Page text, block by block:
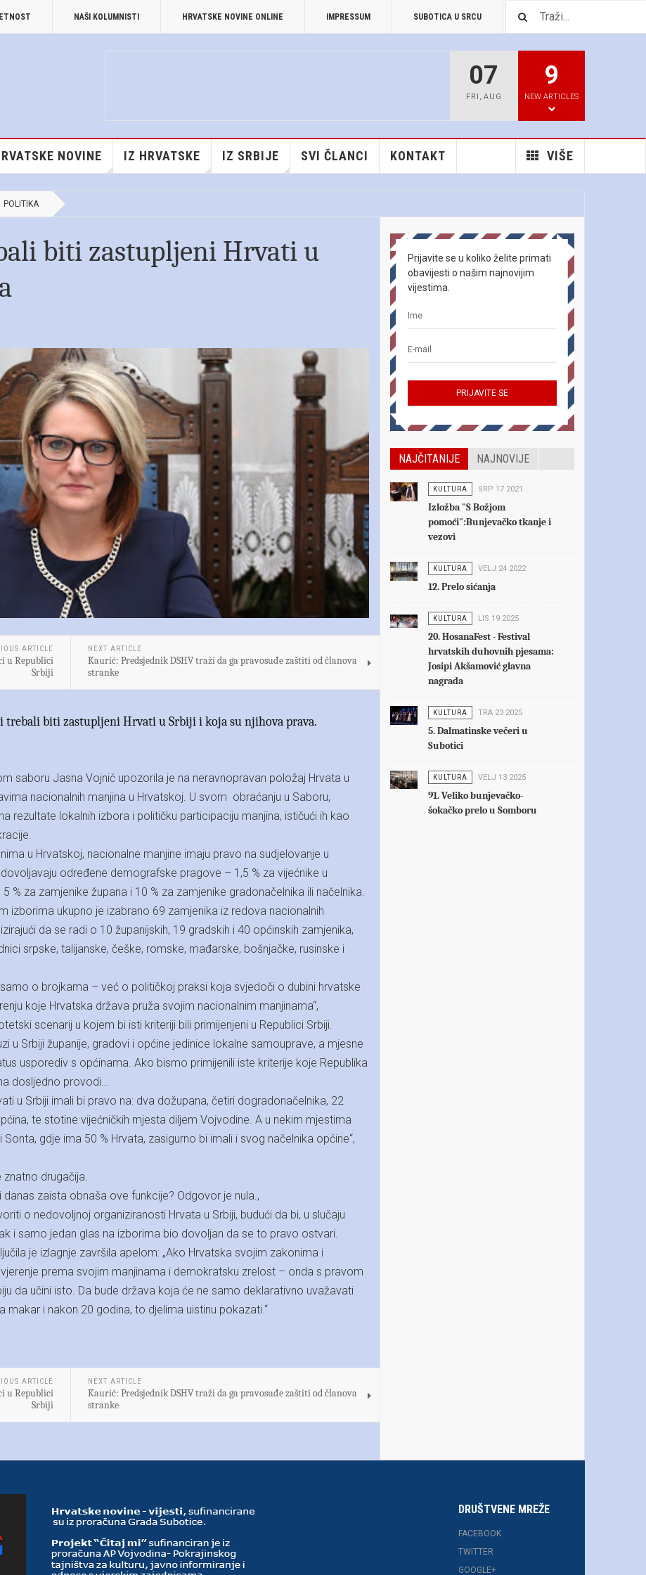
NAŠI KOLUMNISTI HRVATSKE NOVINE ONLINE IMPRESSUM SUBOTICA U SRCU PREUZIMANJA
07
FRI , AUG
9
NEW ARTICLES
NOVINE IZ HRVATSKE IZ SRBIJE SVI ČLANCI VIŠE
KONTAKT
POLITIKA
biti zastupljeni Hrvati u
ARTICLE
u Republici
Srbiji
NEXT ARTICLE
Kaurić: Predsjednik DSHV traži da ga pravosuđe zaštiti od članova
stranke
trebali biti zastupljeni Hrvati u Srbiji i koja su njihova prava.
saboru Jasna Vojnić upozorila je na neravnopravan položaj Hrvata u
nacionalnih manjina u Hrvatskoj. U svom obraćanju u Saboru,
rezultate lokalnih izbora i političku participaciju manjina, ističući ih kao
u Hrvatskoj, nacionalne manjine imaju pravo na sudjelovanje u
određene demografske pragove – 1,5 % za vijećnike u
% za zamjenike župana i 10 % za zamjenike gradonačelnika ili načelnika.
izborima ukupno je izabrano 69 zamjenika iz redova nacionalnih
da se radi o 10 županijskih, 19 gradskih i 40 općinskih zamjenika,
srpske, talijanske, češke, romske, mađarske, bošnjačke, rusinske i
o brojkama – već o političkoj praksi koja svjedoči o dubini hrvatske
koje Hrvatska država pruža svojim nacionalnim manjinama“,
scenarij u kojem bi isti kriteriji bili primijenjeni u Republici Srbiji.
u Srbiji županije, gradovi i općine jedinice lokalne samouprave, a mjesne
usporediv s općinama. Ako bismo primijenili iste kriterije koje Republika
dosljedno provodi…
u Srbiji imali bi pravo na: dva dožupana, četiri dogradonačelnika, 22
te stotine vijećničkih mjesta diljem Vojvodine. A u nekim mjestima
gdje ima 50 % Hrvata, zasigurno bi imali i svog načelnika općine“,
znatno drugačija.
danas zaista obnaša ove funkcije? Odgovor je nula.,
o nedovoljnoj organiziranosti Hrvata u Srbiji, budući da bi, u slučaju
i samo jedan glas na izborima bio dovoljan da se to pravo ostvari.
je izlagnje završila apelom: „Ako Hrvatska svojim zakonima i
prema svojim manjinama i demokratsku zrelost – onda s pravom
da učini isto. Da bude država koja će ne samo deklarativno uvažavati
makar i nakon 20 godina, to djelima uistinu pokazati.“
ARTICLE
u Republici
Srbiji
NEXT ARTICLE
Kaurić: Predsjednik DSHV traži da ga pravosuđe zaštiti od članova
stranke
Prijavite se u koliko želite primati
obavijesti o našim najnovijim
vijestima.
NAJČITANIJE NAJNOVIJE
KULTURA SRP 17 2021
Izložba "S Božjom
pomoći":Bunjevačko tkanje i
vezovi
KULTURA VELJ 24 2022
12. Prelo sićanja
KULTURA LIS 19 2025
20. HosanaFest - Festival
hrvatskih duhovnih pjesama:
Josipi Akšamović glavna
nagrada
KULTURA TRA 23 2025
5. Dalmatinske večeri u
Subotici
KULTURA VELJ 13 2025
91. Veliko bunjevačko-
šokačko prelo u Somboru
DRUŠTVENE MREŽE
FACEBOOK
TWITTER
GOOGLE+